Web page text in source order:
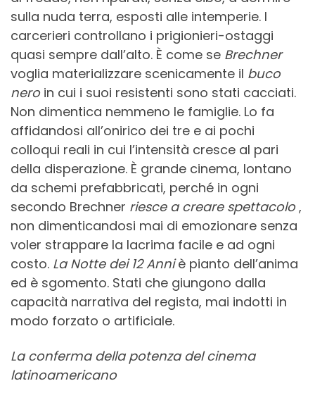
sulla nuda terra, esposti alle intemperie. I
carcerieri controllano i prigionieri-ostaggi
quasi sempre dall’alto. È come se Brechner
voglia materializzare scenicamente il buco
neroin cui i suoi resistenti sono stati cacciati.
Non dimentica nemmeno le famiglie. Lo fa
affidandosi all’onirico dei tre e ai pochi
colloqui reali in cui l’intensità cresce al pari
della disperazione. È grande cinema, lontano
da schemi prefabbricati, perché in ogni
secondo Brechner riesce a creare spettacolo,
non dimenticandosi mai di emozionare senza
voler strappare la lacrima facile e ad ogni
costo. La Notte dei 12 Anniè pianto dell’anima
ed è sgomento. Stati che giungono dalla
capacità narrativa del regista, mai indotti in
modo forzato o artificiale.
La conferma della potenza del cinema
latinoamericano